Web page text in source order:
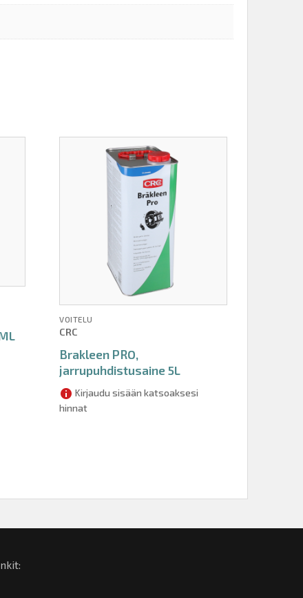
VOITELU
CRC
Brakleen PRO,
jarrupuhdistusaine 5L
Kirjaudu sisään katsoaksesi
hinnat